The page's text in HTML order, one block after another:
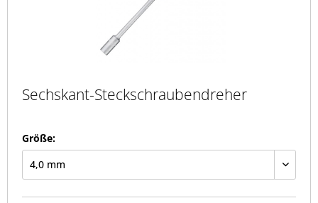
Sechskant-Steckschraubendreher
Größe: